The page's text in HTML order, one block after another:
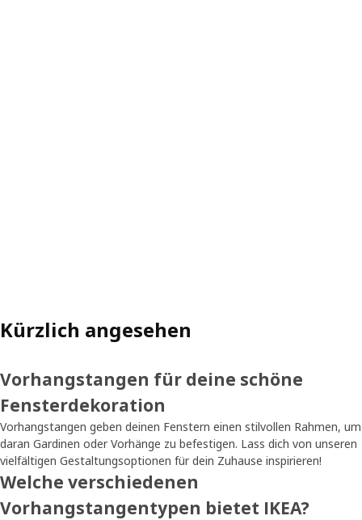
Kürzlich angesehen
Vorhangstangen für deine schöne
Fensterdekoration
Vorhangstangen geben deinen Fenstern einen stilvollen Rahmen, um
daran Gardinen oder Vorhänge zu befestigen. Lass dich von unseren
vielfältigen Gestaltungsoptionen für dein Zuhause inspirieren!
Welche verschiedenen
Vorhangstangentypen bietet IKEA?